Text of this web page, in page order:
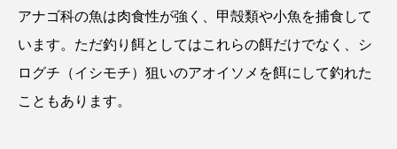
ケープペンギン ゲンゴロウ コイ
コウテイペンギン コオイムシ
コガタペンギン
アナゴ科の魚は肉食性が強く、甲殻類や小魚を捕食して
います。ただ釣り餌としてはこれらの餌だけでなく、シ
ログチ（イシモチ）狙いのアオイソメを餌にして釣れた
こともあります。